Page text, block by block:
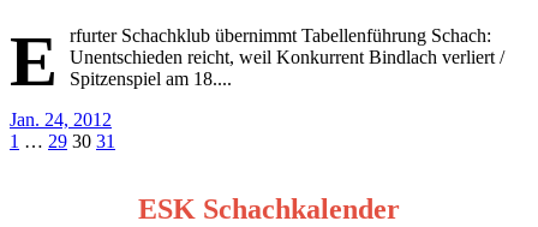
E
rfurter Schachklub übernimmt Tabellenführung Schach:
Unentschieden reicht, weil Konkurrent Bindlach verliert /
Spitzenspiel am 18....
Jan. 24, 2012
Seitennummerierung
1 … 29 30 31
ESK Schachkalender